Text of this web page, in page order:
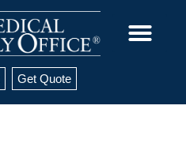
Get Quote